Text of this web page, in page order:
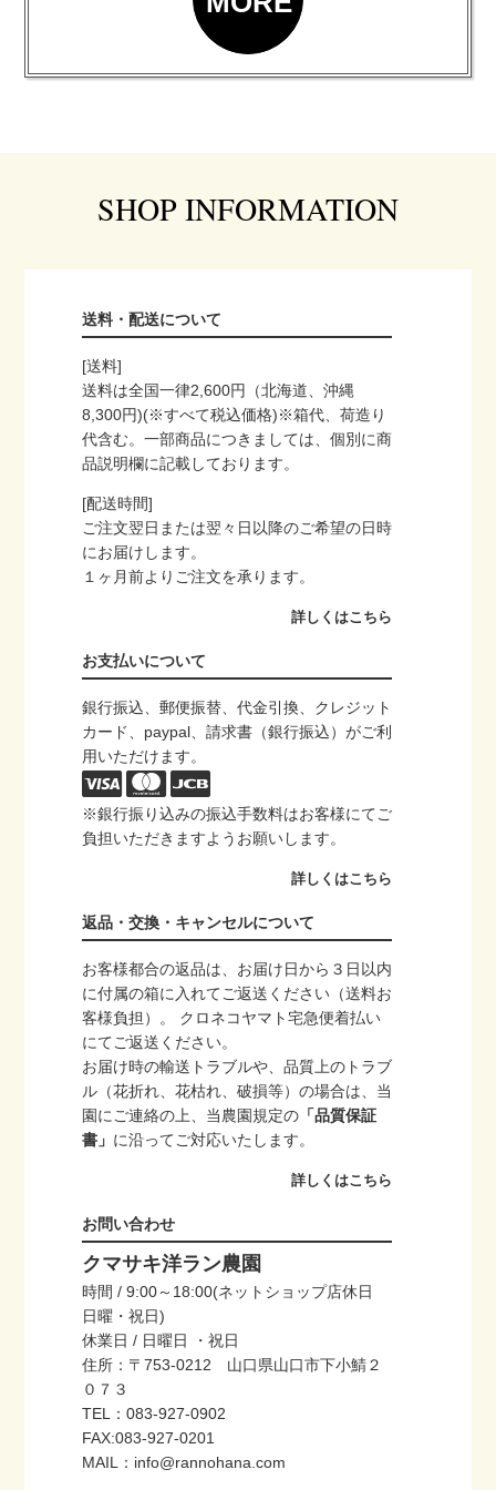
SHOP INFORMATION
送料・配送について
[送料]
送料は全国一律2,600円（北海道、沖縄
8,300円)(※すべて税込価格)※箱代、荷造り
代含む。一部商品につきましては、個別に商
品説明欄に記載しております。
[配送時間]
ご注文翌日または翌々日以降のご希望の日時
にお届けします。
１ヶ月前よりご注文を承ります。
詳しくはこちら
お支払いについて
銀行振込、郵便振替、代金引換、クレジット
カード、paypal、請求書（銀行振込）がご利
用いただけます。
※銀行振り込みの振込手数料はお客様にてご
負担いただきますようお願いします。
詳しくはこちら
返品・交換・キャンセルについて
お客様都合の返品は、お届け日から３日以内
に付属の箱に入れてご返送ください（送料お
客様負担）。 クロネコヤマト宅急便着払い
にてご返送ください。
お届け時の輸送トラブルや、品質上のトラブ
ル（花折れ、花枯れ、破損等）の場合は、当
園にご連絡の上、当農園規定の 「品質保証
書」 に沿ってご対応いたします。
詳しくはこちら
お問い合わせ
クマサキ洋ラン農園
時間 / 9:00～18:00(ネットショップ店休日
日曜・祝日)
休業日 / 日曜日 ・祝日
住所：〒753-0212 山口県山口市下小鯖２
０７３
TEL：083-927-0902
FAX:083-927-0201
MAIL：info@rannohana.com